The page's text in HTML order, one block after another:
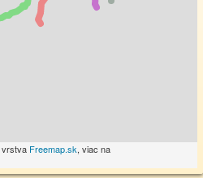
vrstva Freemap.sk, viac na